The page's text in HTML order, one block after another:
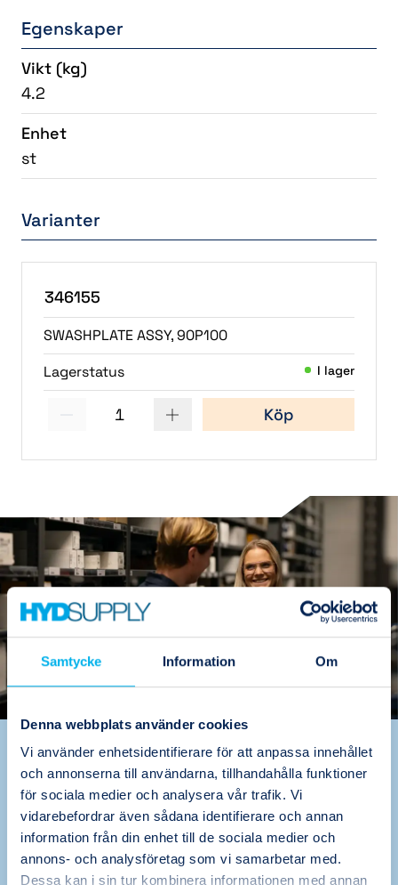
Samtycke Information Om
Denna webbplats använder cookies
Vi använder enhetsidentifierare för att anpassa innehållet
och annonserna till användarna, tillhandahålla funktioner
för sociala medier och analysera vår trafik. Vi
vidarebefordrar även sådana identifierare och annan
information från din enhet till de sociala medier och
annons- och analysföretag som vi samarbetar med.
Dessa kan i sin tur kombinera informationen med annan
Egenskaper
Vikt (kg)
4.2
Enhet
st
Varianter
346155
SWASHPLATE ASSY, 90P100
Lagerstatus
I lager
(1)
1 Köp
Värdeskapande
problemlösare, det är vi
Oavsett om det handlar om att förebygga
driftstopp, öka effektiviteten eller skapa